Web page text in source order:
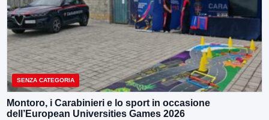
SENZA CATEGORIA
Montoro, i Carabinieri e lo sport in occasione
dell’European Universities Games 2026